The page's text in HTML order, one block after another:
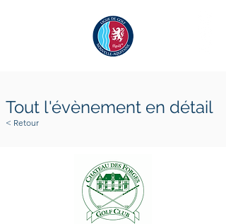
Tout l'évènement en détail
< Retour